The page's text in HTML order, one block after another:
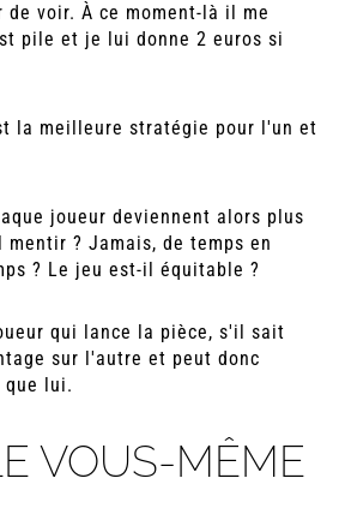
de voir. À ce moment-là il me
pile et je lui donne 2 euros si
la meilleure stratégie pour l'un et
joueur deviennent alors plus
? Jamais, de temps en
? Le jeu est-il équitable ?
qui lance la pièce, s'il sait
sur l'autre et peut donc
que lui.
VOUS-MÊME